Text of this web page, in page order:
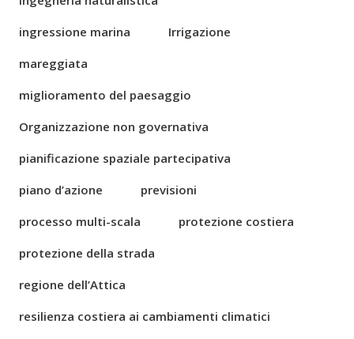
ingressione marina
Irrigazione
mareggiata
miglioramento del paesaggio
Organizzazione non governativa
pianificazione spaziale partecipativa
piano d’azione
previsioni
processo multi-scala
protezione costiera
protezione della strada
regione dell’Attica
resilienza costiera ai cambiamenti climatici